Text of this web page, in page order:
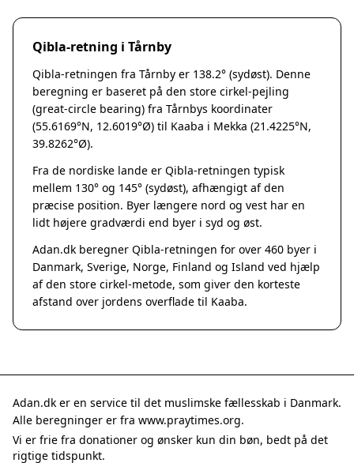
Ringe
Rudkøbing
Ebeltoft
Galten
Grenaa
Hedensted
Hinnerup
Hobro
Mariager
Odder
Purhus
Rønde
Tranbjerg
Trustrup
Billund
Qibla-retning i Tårnby
Qibla-retningen fra Tårnby er 138.2° (sydøst). Denne
beregning er baseret på den store cirkel-pejling
(great-circle bearing) fra Tårnbys koordinater
(55.6169°N, 12.6019°Ø) til Kaaba i Mekka (21.4225°N,
39.8262°Ø).
Fra de nordiske lande er Qibla-retningen typisk
mellem 130° og 145° (sydøst), afhængigt af den
præcise position. Byer længere nord og vest har en
lidt højere gradværdi end byer i syd og øst.
Adan.dk beregner Qibla-retningen for over 460 byer i
Danmark, Sverige, Norge, Finland og Island ved hjælp
af den store cirkel-metode, som giver den korteste
afstand over jordens overflade til Kaaba.
Adan.dk er en service til det muslimske fællesskab i Danmark.
Alle beregninger er fra www.praytimes.org.
Vi er frie fra donationer og ønsker kun din bøn, bedt på det
rigtige tidspunkt.